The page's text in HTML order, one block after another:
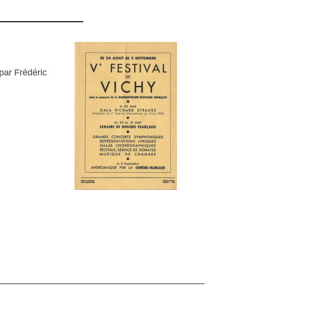
Frédéric